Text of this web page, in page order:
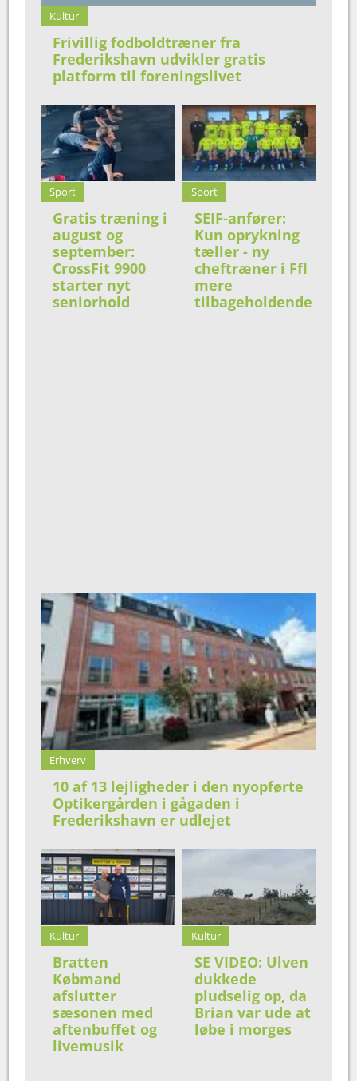
Kultur
Frivillig fodboldtræner fra
Frederikshavn udvikler gratis
platform til foreningslivet
Sport
Gratis træning i
august og
september:
CrossFit 9900
starter nyt
seniorhold
Sport
SEIF-anfører:
Kun oprykning
tæller - ny
cheftræner i FfI
mere
tilbageholdende
Erhverv
10 af 13 lejligheder i den nyopførte
Optikergården i gågaden i
Frederikshavn er udlejet
Kultur
Bratten
Købmand
afslutter
sæsonen med
aftenbuffet og
livemusik
Kultur
SE VIDEO: Ulven
dukkede
pludselig op, da
Brian var ude at
løbe i morges